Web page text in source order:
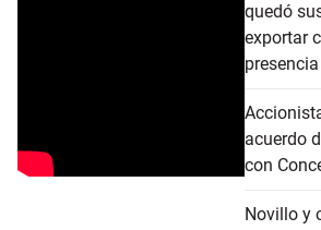
quedó
exportar
acuerdo
con
Novillo y